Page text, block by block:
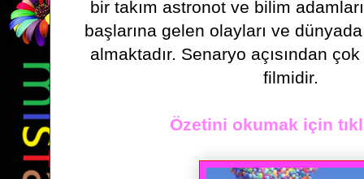
bir takım astronot ve bilim
başlarına gelenolayları ve
almaktadır. Senaryo açısından
filmidir.
Özetini okumak için